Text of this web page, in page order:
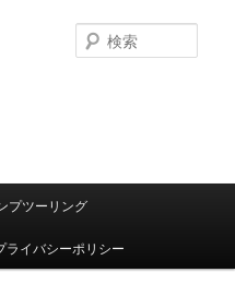
索
プツーリング
ライバシーポリシー